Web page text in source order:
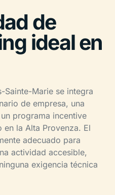
de
ideal en
Sainte-Marie se integra
de empresa, una
programa incentive
la Alta Provenza. El
adecuado para
actividad accesible,
exigencia técnica